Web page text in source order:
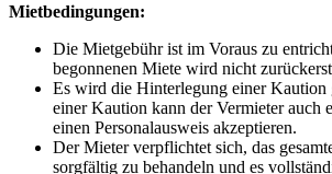
Mietbedingungen:
Die Mietgebühr ist im Voraus zu
begonnenen Miete wird nicht
Es wird die Hinterlegung einer Kaution
einer Kaution kann der Vermieter auch
einen Personalausweis akzeptieren.
Der Mieter verpflichtet sich, das
sorgfältig zu behandeln und es